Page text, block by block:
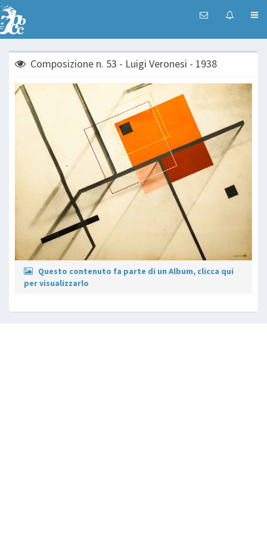
Composizione n. 53 - Luigi Veronesi - 1938
Questo contenuto fa parte di un Album, clicca qui
per visualizzarlo